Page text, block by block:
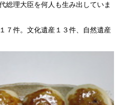
総理大臣を何人も生み出していま
７件。文化遺産１３件、自然遺産